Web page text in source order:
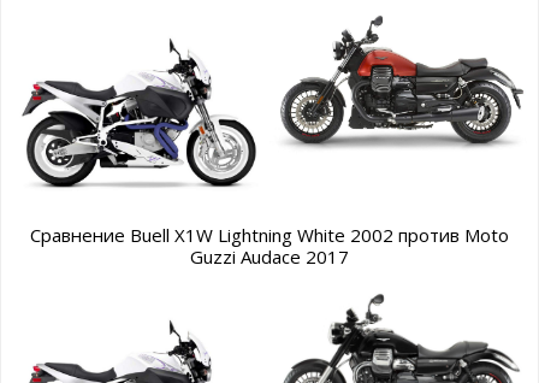
Сравнение Buell X1W Lightning White 2002 против Moto
Guzzi Audace 2017